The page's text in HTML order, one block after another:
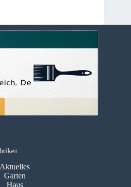
Aktuelles
Garten
Haus